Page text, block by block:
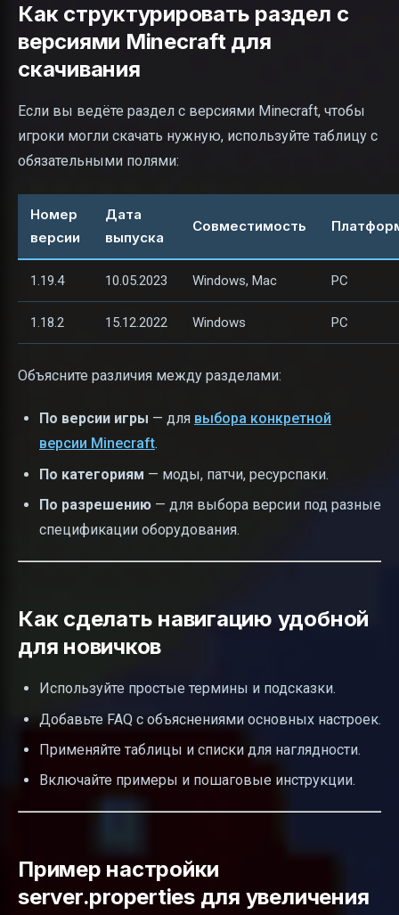
Как структурировать раздел с
версиями Minecraft для
скачивания
Если вы ведёте раздел с версиями Minecraft, чтобы
игроки могли скачать нужную, используйте таблицу с
обязательными полями:
Номер
версии
Дата
выпуска
Совместимость
1.19.4 10.05.2023 Windows, Mac PC
1.18.2 15.12.2022 Windows PC
Объясните различия между разделами:
По версии игры — для выбора конкретной
версии Minecraft.
По категориям — моды, патчи, ресурспаки.
По разрешению — для выбора версии под разные
спецификации оборудования.
Как сделать навигацию удобной
для новичков
Используйте простые термины и подсказки.
Добавьте FAQ с объяснениями основных настроек.
Применяйте таблицы и списки для наглядности.
Включайте примеры и пошаговые инструкции.
Пример настройки
server.properties для увеличения